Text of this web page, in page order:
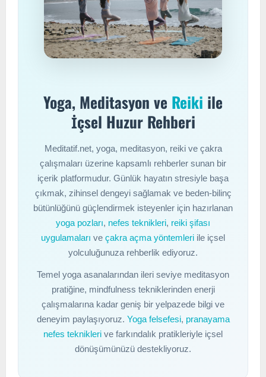
Yoga, Meditasyon ve Reiki ile
İçsel Huzur Rehberi
Meditatif.net, yoga, meditasyon, reiki ve çakra
çalışmaları üzerine kapsamlı rehberler sunan bir
içerik platformudur. Günlük hayatın stresiyle başa
çıkmak, zihinsel dengeyi sağlamak ve beden-bilinç
bütünlüğünü güçlendirmek isteyenler için hazırlanan
yoga pozları, nefes teknikleri, reiki şifası
uygulamaları ve çakra açma yöntemleri ile içsel
yolculuğunuza rehberlik ediyoruz.
Temel yoga asanalarından ileri seviye meditasyon
pratiğine, mindfulness tekniklerinden enerji
çalışmalarına kadar geniş bir yelpazede bilgi ve
deneyim paylaşıyoruz. Yoga felsefesi, pranayama
nefes teknikleri ve farkındalık pratikleriyle içsel
dönüşümünüzü destekliyoruz.